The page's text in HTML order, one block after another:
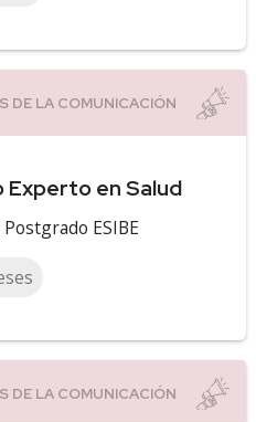
Experto en Salud
ESIBE